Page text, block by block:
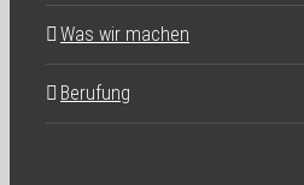
Was wir machen
Berufung